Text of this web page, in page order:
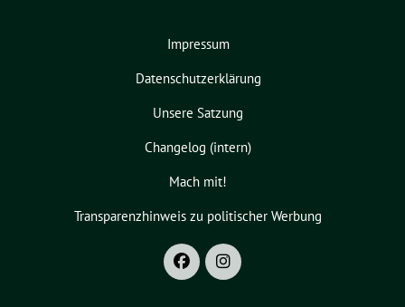
Impressum
Datenschutzerklärung
Unsere Satzung
Changelog (intern)
Mach mit!
Transparenzhinweis zu politischer Werbung